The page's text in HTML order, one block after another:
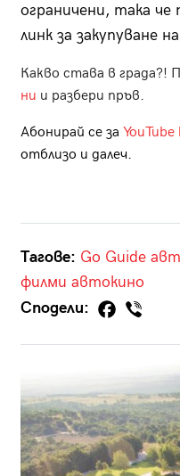
ограничени, така
линк за закупуване
Какво става в града?!
ни и разбери пръв.
Абонирай се за YouTube
отблизо и далеч.
Тагове: Go Guide
филми автокино
Сподели: